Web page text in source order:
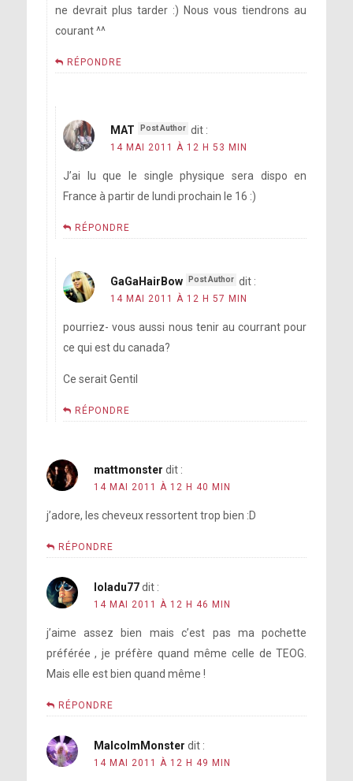
ne devrait plus tarder :) Nous vous tiendrons au
courant ^^
RÉPONDRE
MAT dit :
14 MAI 2011 À 12 H 53 MIN
J’ai lu que le single physique sera dispo en
France à partir de lundi prochain le 16 :)
RÉPONDRE
GaGaHairBow dit :
14 MAI 2011 À 12 H 57 MIN
pourriez- vous aussi nous tenir au courrant pour
ce qui est du canada?
Ce serait Gentil
RÉPONDRE
mattmonster dit :
14 MAI 2011 À 12 H 40 MIN
j’adore, les cheveux ressortent trop bien :D
RÉPONDRE
loladu77 dit :
14 MAI 2011 À 12 H 46 MIN
j’aime assez bien mais c’est pas ma pochette
préférée , je préfère quand même celle de TEOG.
Mais elle est bien quand même !
RÉPONDRE
MalcolmMonster dit :
14 MAI 2011 À 12 H 49 MIN